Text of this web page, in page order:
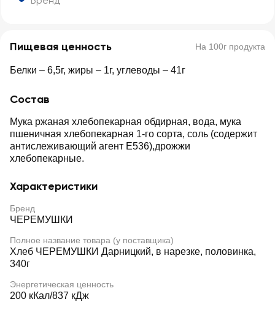
Пищевая ценность На 100г продукта
Белки – 6,5г, жиры – 1г, углеводы – 41г
Состав
Мука ржаная хлебопекарная обдирная, вода, мука
пшеничная хлебопекарная 1-го сорта, соль (содержит
антислеживающий агент Е536),дрожжи
хлебопекарные.
Характеристики
Бренд
ЧЕРЕМУШКИ
Полное название товара (у поставщика)
Хлеб ЧЕРЕМУШКИ Дарницкий, в нарезке, половинка,
340г
Энергетическая ценность
200 кКал/837 кДж